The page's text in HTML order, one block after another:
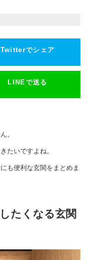
Twitterでシェア
LINEで送る
。
たいですよね。
も便利な玄関をまとめま
たくなる玄関